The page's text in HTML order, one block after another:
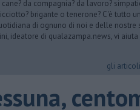
da compagnia? da lavoro?
brigante o tenerone? C'è tutto
di ognuno di noi e delle nostre
ideatore di qualazampa.news, vi
gli